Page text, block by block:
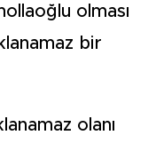
olması
bir
olanı